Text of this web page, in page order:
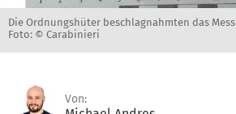
Die Ordnungshüter beschlagnahmten das
Foto: © Carabinieri
Von: